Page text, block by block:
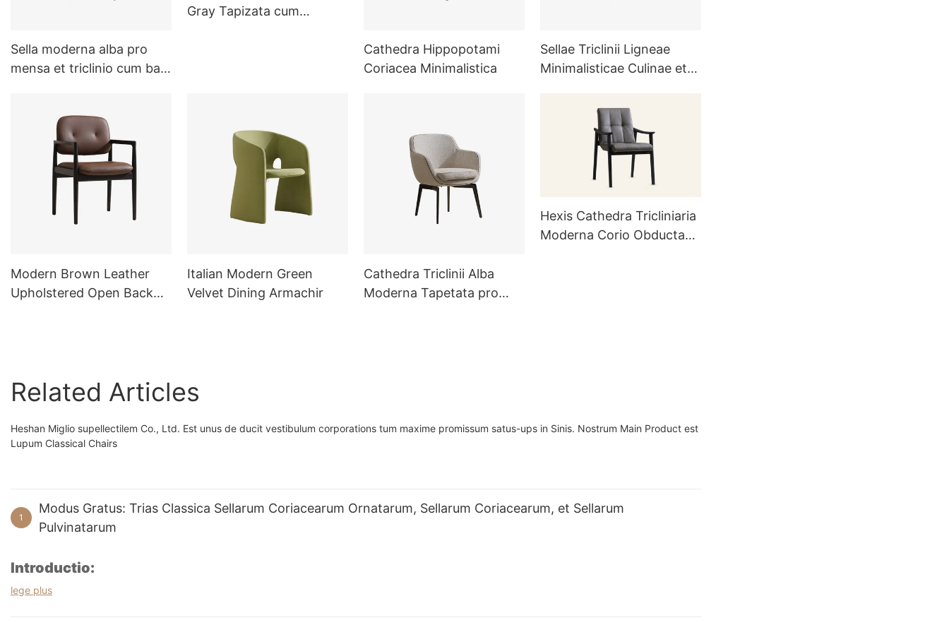
Sella moderna alba pro
mensa et triclinio cum basi
Gray Tapizata cum
Cathedra Hippopotami
Coriacea Minimalistica
Sellae Triclinii Ligneae
Minimalisticae Culinae et
Modern Brown Leather
Upholstered Open Back
Italian Modern Green
Velvet Dining Armachir
Cathedra Triclinii Alba
Moderna Tapetata pro
Hexis Cathedra Tricliniaria
Moderna Corio Obducta
Related Articles
Heshan Miglio supellectilem Co., Ltd. Est unus de ducit vestibulum corporations tum maxime promissum satus-ups in Sinis. Nostrum Main Product est
Lupum Classical Chairs
1
Modus Gratus: Trias Classica Sellarum Coriacearum Ornatarum, Sellarum Coriacearum, et Sellarum
Pulvinatarum
Introductio:
In regno ornatus interioris, ubi commoditas cum elegantia convenit, electio sedilium munus criticum agit in definienda atmosphaera spatii. Inter
lege plus